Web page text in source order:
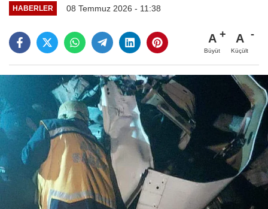
HABERLER 08 Temmuz 2026 - 11:38
A
Büyüt
A
Küçült